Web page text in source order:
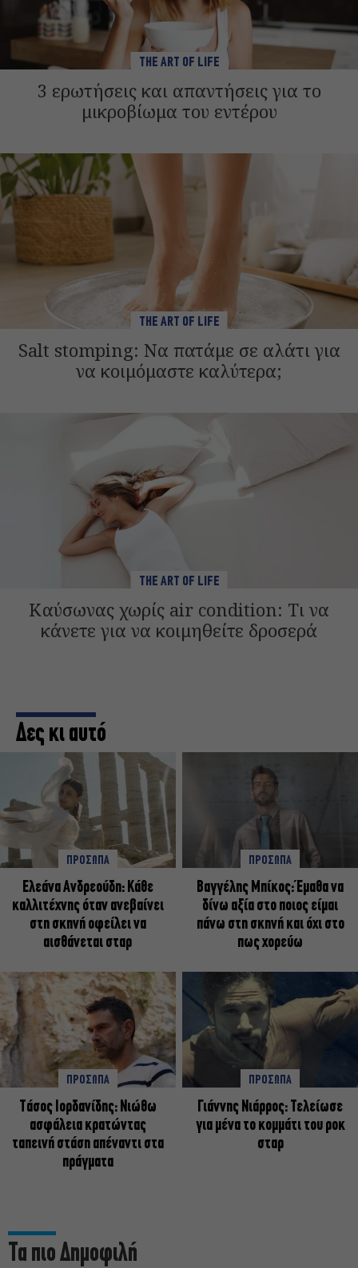
THE ART OF LIFE
3 ερωτήσεις και απαντήσεις για το
μικροβίωμα του εντέρου
THE ART OF LIFE
Salt stomping: Να πατάμε σε αλάτι για
να κοιμόμαστε καλύτερα;
THE ART OF LIFE
Καύσωνας χωρίς air condition: Τι να
κάνετε για να κοιμηθείτε δροσερά
Δες κι αυτό
ΠΡΟΣΩΠΑ
Ελεάνα Ανδρεούδη: Κάθε
καλλιτέχνης όταν ανεβαίνει
στη σκηνή οφείλει να
αισθάνεται σταρ
ΠΡΟΣΩΠΑ
Βαγγέλης Μπίκος: Έμαθα να
δίνω αξία στο ποιος είμαι
πάνω στη σκηνή και όχι στο
πως χορεύω
ΠΡΟΣΩΠΑ
Tάσος Ιορδανίδης: Νιώθω
ασφάλεια κρατώντας
ταπεινή στάση απέναντι στα
πράγματα
ΠΡΟΣΩΠΑ
Γιάννης Νιάρρος: Τελείωσε
για μένα το κομμάτι του ροκ
σταρ
Τα πιο Δημοφιλή